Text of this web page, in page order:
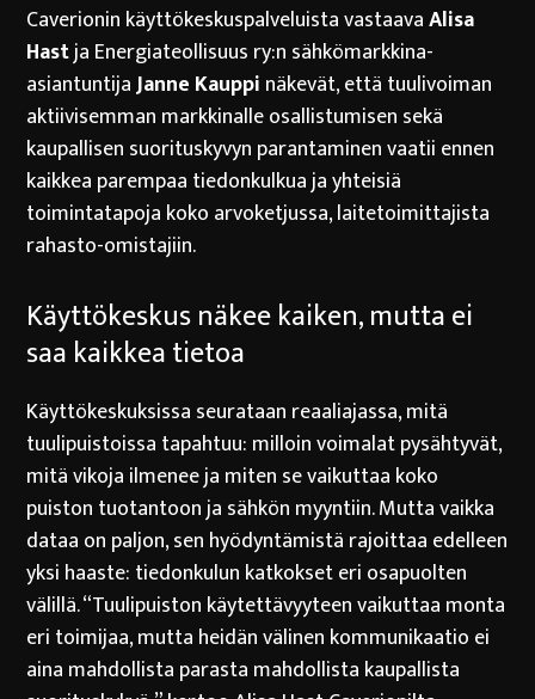
Caverionin käyttökeskuspalveluista vastaavaAlisa
Hastja Energiateollisuus ry:n sähkömarkkina-
asiantuntijaJanne Kauppi näkevät, että tuulivoiman
aktiivisemman markkinalle osallistumisen sekä
kaupallisen suorituskyvyn parantaminen vaatii ennen
kaikkea parempaa tiedonkulkua ja yhteisiä
toimintatapoja koko arvoketjussa, laitetoimittajista
rahasto-omistajiin.
Käyttökeskus näkee kaiken, mutta ei
saa kaikkea tietoa
Käyttökeskuksissa seurataan reaaliajassa, mitä
tuulipuistoissa tapahtuu: milloin voimalat pysähtyvät,
mitä vikoja ilmenee ja miten se vaikuttaa koko
puiston tuotantoon ja sähkön myyntiin. Mutta vaikka
dataa on paljon, sen hyödyntämistä rajoittaa edelleen
yksi haaste: tiedonkulun katkokset eri osapuolten
välillä. “Tuulipuiston käytettävyyteen vaikuttaa monta
eri toimijaa, mutta heidän välinen kommunikaatio ei
aina mahdollista parasta mahdollista kaupallista